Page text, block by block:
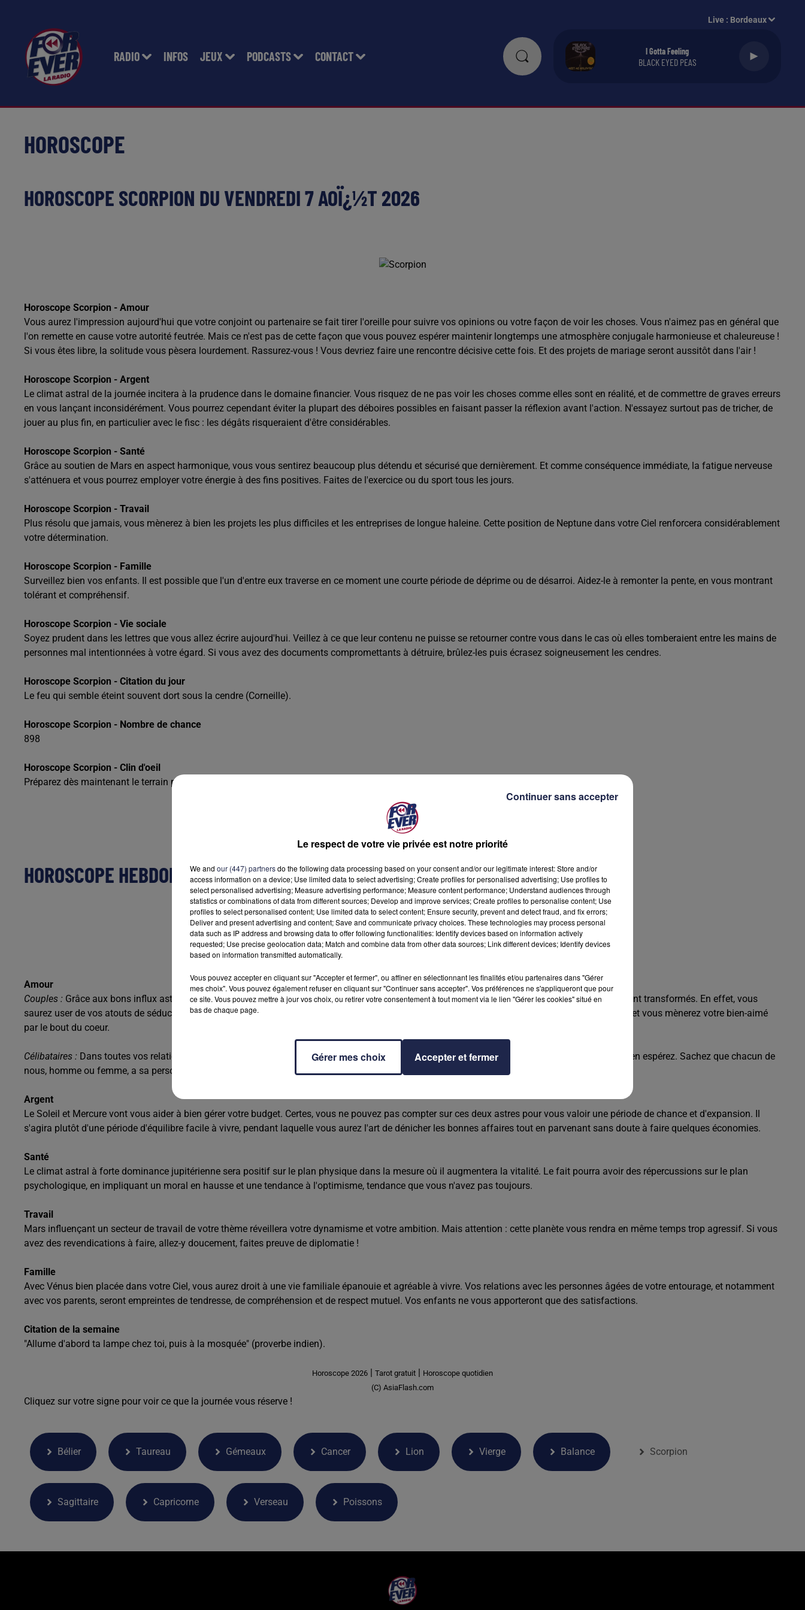
RADIO INFOS JEUX PODCASTS CONTACT
Live : Bordeaux
I Gotta Feeling
BLACK EYED PEAS
HOROSCOPE
HOROSCOPE SCORPION DU VENDREDI 7 AOÏ¿½T 2026
Horoscope Scorpion - Amour
Vous aurez l'impression aujourd'hui que votre conjoint ou partenaire se fait tirer l'oreille pour suivre vos opinions ou votre façon de voir les choses. Vous n'aimez pas en général que
l'on remette en cause votre autorité feutrée. Mais ce n'est pas de cette façon que vous pouvez espérer maintenir longtemps une atmosphère conjugale harmonieuse et chaleureuse !
Si vous êtes libre, la solitude vous pèsera lourdement. Rassurez-vous ! Vous devriez faire une rencontre décisive cette fois. Et des projets de mariage seront aussitôt dans l'air !
Horoscope Scorpion - Argent
Le climat astral de la journée incitera à la prudence dans le domaine financier. Vous risquez de ne pas voir les choses comme elles sont en réalité, et de commettre de graves erreurs
en vous lançant inconsidérément. Vous pourrez cependant éviter la plupart des déboires possibles en faisant passer la réflexion avant l'action. N'essayez surtout pas de tricher, de
jouer au plus fin, en particulier avec le fisc : les dégâts risqueraient d'être considérables.
Horoscope Scorpion - Santé
Grâce au soutien de Mars en aspect harmonique, vous vous sentirez beaucoup plus détendu et sécurisé que dernièrement. Et comme conséquence immédiate, la fatigue nerveuse
s'atténuera et vous pourrez employer votre énergie à des fins positives. Faites de l'exercice ou du sport tous les jours.
Horoscope Scorpion - Travail
Plus résolu que jamais, vous mènerez à bien les projets les plus difficiles et les entreprises de longue haleine. Cette position de Neptune dans votre Ciel renforcera considérablement
votre détermination.
Horoscope Scorpion - Famille
Surveillez bien vos enfants. Il est possible que l'un d'entre eux traverse en ce moment une courte période de déprime ou de désarroi. Aidez-le à remonter la pente, en vous montrant
tolérant et compréhensif.
Horoscope Scorpion - Vie sociale
Soyez prudent dans les lettres que vous allez écrire aujourd'hui. Veillez à ce que leur contenu ne puisse se retourner contre vous dans le cas où elles tomberaient entre les mains de
personnes mal intentionnées à votre égard. Si vous avez des documents compromettants à détruire, brûlez-les puis écrasez soigneusement les cendres.
Horoscope Scorpion - Citation du jour
Le feu qui semble éteint souvent dort sous la cendre (Corneille).
Horoscope Scorpion - Nombre de chance
898
Horoscope Scorpion - Clin d'oeil
Préparez dès maintenant le terrain pour de nouveaux projets.
Tarot gratuit|
(C) AsiaFlash.com
HOROSCOPE HEBDOMADAIRE SCORPION (LUNDI 3 -- DIMANCHE 9 AOÏ¿½T 2026)
Amour
Couples : Grâce aux bons influx astraux, vous gagnerez en confiance et en assurance sur le plan conjugal, et vos relations avec l'être cher en seront transformés. En effet, vous
saurez user de vos atouts de séduction pour exercer un pouvoir plus puissant sur votre conjoint ou partenaire. Cette tactique se révélera efficace, et vous mènerez votre bien-aimé
par le bout du coeur.
Célibataires : Dans toutes vos relations amoureuses, méfiez-vous d'une tendance à vouloir que l'autre reste ou devienne conforme à ce que vous en espérez. Sachez que chacun de
nous, homme ou femme, a sa personnalité propre, qui est unique, et que la réussite passe par l'acceptation de la différence.
Argent
Le Soleil et Mercure vont vous aider à bien gérer votre budget. Certes, vous ne pouvez pas compter sur ces deux astres pour vous valoir une période de chance et d'expansion. Il
s'agira plutôt d'une période d'équilibre facile à vivre, pendant laquelle vous aurez l'art de dénicher les bonnes affaires tout en parvenant sans doute à faire quelques économies.
Santé
Le climat astral à forte dominance jupitérienne sera positif sur le plan physique dans la mesure où il augmentera la vitalité. Le fait pourra avoir des répercussions sur le plan
psychologique, en impliquant un moral en hausse et une tendance à l'optimisme, tendance que vous n'avez pas toujours.
Travail
Mars influençant un secteur de travail de votre thème réveillera votre dynamisme et votre ambition. Mais attention : cette planète vous rendra en même temps trop agressif. Si vous
avez des revendications à faire, allez-y doucement, faites preuve de diplomatie !
Famille
Avec Vénus bien placée dans votre Ciel, vous aurez droit à une vie familiale épanouie et agréable à vivre. Vos relations avec les personnes âgées de votre entourage, et notamment
avec vos parents, seront empreintes de tendresse, de compréhension et de respect mutuel. Vos enfants ne vous apporteront que des satisfactions.
Citation de la semaine
"Allume d'abord ta lampe chez toi, puis à la mosquée" (proverbe indien).
Horoscope 2026 | Tarot gratuit | Horoscope quotidien
(C) AsiaFlash.com
Cliquez sur votre signe pour voir ce que la journée vous réserve !
Bélier Taureau Gémeaux Cancer Lion Vierge Balance Scorpion
Sagittaire Capricorne Verseau Poissons
Le respect de votre vie privée est notre priorité
We and our (447) partnersdo the following data processing based on your consent and/or our legitimate interest: Store and/or
access information on a device; Use limited data to select advertising; Create profiles for personalised advertising; Use profiles to
select personalised advertising; Measure advertising performance; Measure content performance; Understand audiences through
statistics or combinations of data from different sources; Develop and improve services; Create profiles to personalise content; Use
profiles to select personalised content; Use limited data to select content; Ensure security, prevent and detect fraud, and fix errors;
Deliver and present advertising and content; Save and communicate privacy choices. These technologies may process personal
data such as IP address and browsing data to offer following functionalities: Identify devices based on information actively
requested; Use precise geolocation data; Match and combine data from other data sources; Link different devices; Identify devices
based on information transmitted automatically.
Vous pouvez accepter en cliquant sur "Accepter et fermer", ou affiner en sélectionnant les finalités et/ou partenaires dans "Gérer
mes choix". Vous pouvez également refuser en cliquant sur "Continuer sans accepter". Vos préférences ne s'appliqueront que pour
ce site. Vous pouvez mettre à jour vos choix, ou retirer votre consentement à tout moment via le lien "Gérer les cookies" situé en
bas de chaque page.
Gérer mes choix Accepter et fermer
Continuer sans accepter